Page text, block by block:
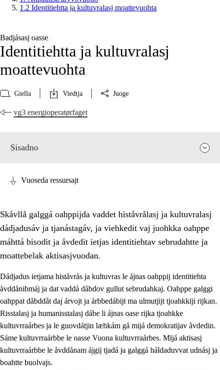
1.2 Identitiehtta ja kultuvralasj moattevuohta
Badjásasj oasse
Identitiehtta ja kultuvralasj
moattevuohta
Giella Viedtja Juoge
vg3 energioperatørfaget
Sisadno
Åhpadusá árvvovuodo
1.1 Almasjárvvo
1.2 Identitiehtta ja kultuvralasj moattevuohta
1.3 Lájttális ájádallam ja estetihkalasj diedulasjvuohta
Vuoseda ressursajt
Skåvllå galggá oahppijda vaddet histåvrålasj ja kultuvralasj
dádjadusáv ja tjanástagáv, ja viehkedit vaj juohkka oahppe
máhttá bisodit ja åvdedit ietjas identitiehtav sebrudahtte ja
moattebelak aktisasjvuodan.
Dádjadus ietjama histåvrås ja kultuvras le ájnas oahppij identitiehta
åvddånibmáj ja dat vaddá dåbdov gullut sebrudahkaj. Oahppe galggi
oahppat dåbddåt daj árvojt ja árbbedábijt ma ulmutjijt tjoahkkiji rijkan.
Risstalasj ja humanisstalasj dábe li ájnas oase rijka tjoahkke
kultuvrraárbes ja le guovdátjin læhkám gå mijá demokratijav åvdedin.
Sáme kultuvrraárbbe le oasse Vuona kultuvrraárbes. Mijá aktisasj
kultuvrraárbbe le åvddånam ájgij tjadá ja galggá háldaduvvat udnásj ja
boahtte buolvajs.